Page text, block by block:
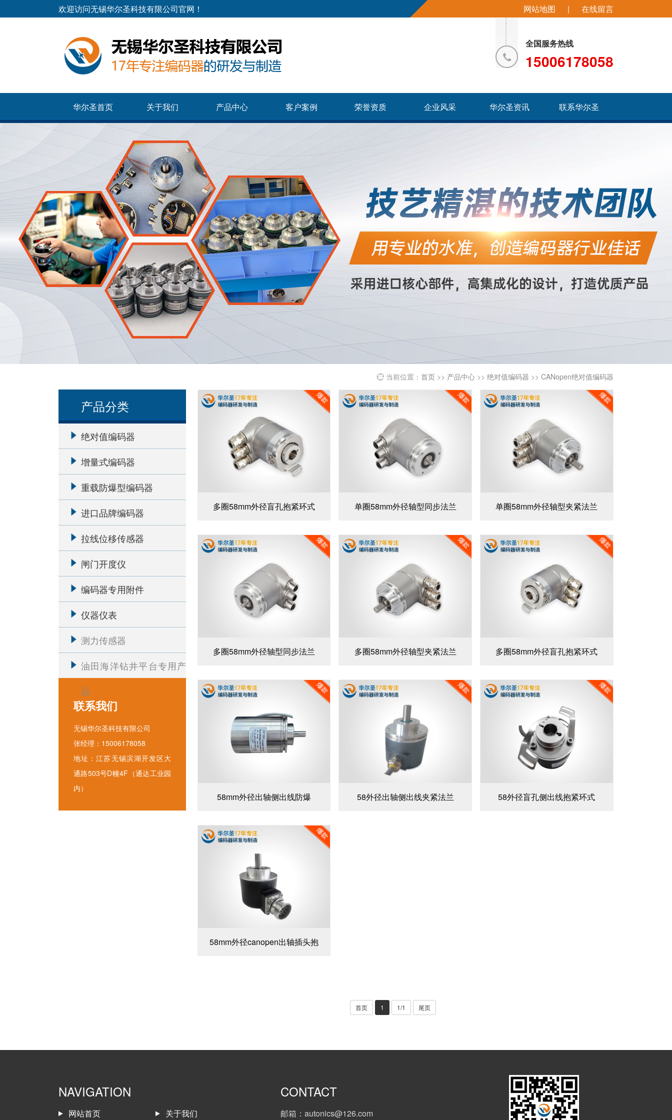
欢迎访问无锡华尔圣科技有限公司官网！ 网站地图 | 在线留言
全国服务热线
15006178058
华尔圣首页 关于我们 产品中心 客户案例 荣誉资质 企业风采 华尔圣资讯 联系华尔圣
 当前位置： 首页 >> 产品中心 >> 绝对值编码器 >> CANopen绝对值编码器
产品分类
绝对值编码器
增量式编码器
重载防爆型编码器
进口品牌编码器
拉线位移传感器
闸门开度仪
编码器专用附件
仪器仪表
测力传感器
油田海洋钻井平台专用产
品
联系我们
无锡华尔圣科技有限公司
张经理：15006178058
地址：江苏无锡滨湖开发区大
通路503号D幢4F（通达工业园
内）
多圈58mm外径盲孔抱紧环式 单圈58mm外径轴型同步法兰 单圈58mm外径轴型夹紧法兰
多圈58mm外径轴型同步法兰 多圈58mm外径轴型夹紧法兰 多圈58mm外径盲孔抱紧环式
58mm外径出轴侧出线防爆 58外径出轴侧出线夹紧法兰 58外径盲孔侧出线抱紧环式
58mm外径canopen出轴插头抱
首页 1 1/1 尾页
NAVIGATION
网站首页 关于我们
CONTACT
邮箱：autonics@126.com